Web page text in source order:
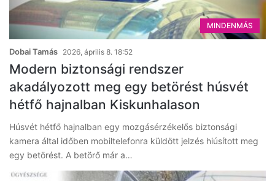
MINDENMÁS
Dobai Tamás 2026, április 8. 18:52
Modern biztonsági rendszer
akadályozott meg egy betörést húsvét
hétfő hajnalban Kiskunhalason
Húsvét hétfő hajnalban egy mozgásérzékelős biztonsági
kamera által időben mobiltelefonra küldött jelzés hiúsított meg
egy betörést. A betörő már a…